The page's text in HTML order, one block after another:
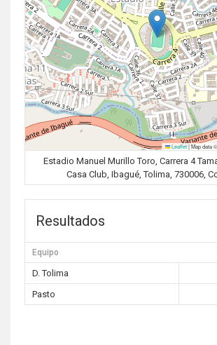
Leaflet|Map data ©
Estadio Manuel Murillo Toro, Carrera 4
Casa Club, Ibagué, Tolima, 730006,
Resultados
Equipo
D. Tolima
Pasto